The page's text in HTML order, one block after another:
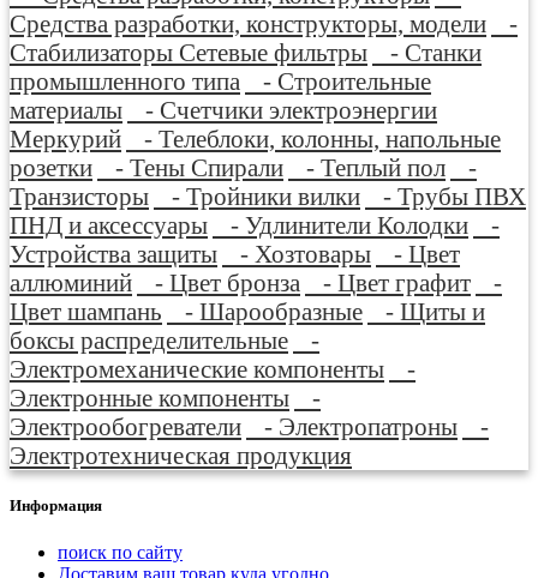
Средства разработки, конструкторы, модели
-
Стабилизаторы Сетевые фильтры
- Станки
промышленного типа
- Строительные
материалы
- Счетчики электроэнергии
Меркурий
- Телеблоки, колонны, напольные
розетки
- Тены Спирали - Теплый пол
-
Транзисторы
- Тройники вилки
- Трубы ПВХ
ПНД и аксессуары
- Удлинители Колодки
-
Устройства защиты
- Хозтовары
- Цвет
аллюминий
- Цвет бронза - Цвет графит
-
Цвет шампань
- Шарообразные
- Щиты и
боксы распределительные
-
Электромеханические компоненты
-
Электронные компоненты
-
Электрообогреватели
- Электропатроны
-
Электротехническая продукция
Информация
поиск по сайту
Доставим ваш товар куда угодно